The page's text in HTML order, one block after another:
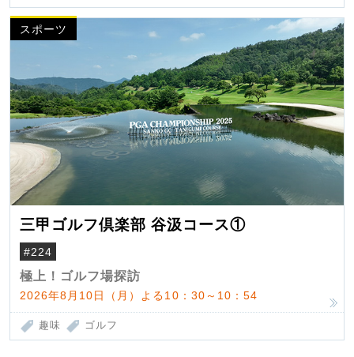
スポーツ
三甲ゴルフ倶楽部 谷汲コース①
#224
極上！ゴルフ場探訪
2026年8月10日（月）よる10：30～10：54
趣味 ゴルフ